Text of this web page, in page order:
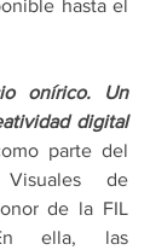
hasta el
onírico. Un
digital
parte del
de
de la FIL
ella, las